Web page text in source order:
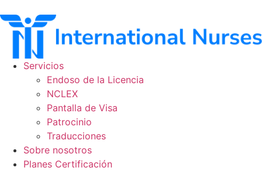
al
contenido
Servicios
Endoso de la Licencia
NCLEX
Pantalla de Visa
Patrocinio
Traducciones
Sobre nosotros
Planes Certificación